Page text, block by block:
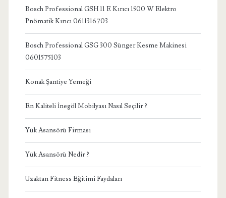
Bosch Professional GSH 11 E Kırıcı 1500 W Elektro
Pnömatik Kırıcı 0611316703
Bosch Professional GSG 300 Sünger Kesme Makinesi
0601575103
Konak Şantiye Yemeği
En Kaliteli İnegöl Mobilyası Nasıl Seçilir ?
Yük Asansörü Firması
Yük Asansörü Nedir ?
Uzaktan Fitness Eğitimi Faydaları